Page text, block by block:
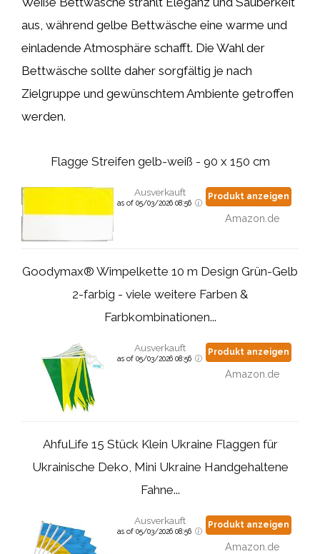
aus, während gelbe Bettwäsche eine warme und
einladende Atmosphäre schafft. Die Wahl der
Bettwäsche sollte daher sorgfältig je nach
Zielgruppe und gewünschtem Ambiente getroffen
werden.
Flagge Streifen gelb-weiß - 90 x 150 cm
Ausverkauft
as of 05/03/2026 08:56
Produkt anzeigen
Amazon.de
Goodymax® Wimpelkette 10 m Design Grün-Gelb
2-farbig - viele weitere Farben &
Farbkombinationen...
Ausverkauft
as of 05/03/2026 08:56
Produkt anzeigen
Amazon.de
AhfuLife 15 Stück Klein Ukraine Flaggen für
Ukrainische Deko, Mini Ukraine Handgehaltene
Fahne...
Ausverkauft
as of 05/03/2026 08:56
Produkt anzeigen
Amazon.de